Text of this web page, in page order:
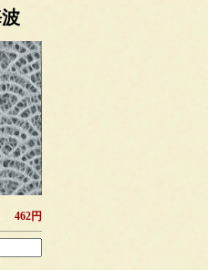
462円